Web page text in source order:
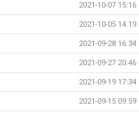
2021-10-07 15:16
2021-10-05 14:19
2021-09-28 16:34
2021-09-27 20:46
2021-09-19 17:34
2021-09-15 09:59